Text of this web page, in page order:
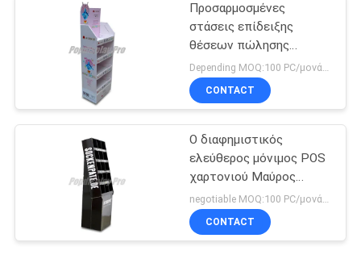
Λιανική επίδειξη
ναυλωτών
Standee οθόνης
Προσαρμοσμένες
στάσεις επίδειξης
θέσεων πώλησης
χαρτονιού για την
κινεζική παραδοσιακή
ιατρική
CONTACT
Ο διαφημιστικός
ελεύθερος μόνιμος POS
χαρτονιού Μαύρος
επιδείξεων με 15
τσέπες
CONTACT